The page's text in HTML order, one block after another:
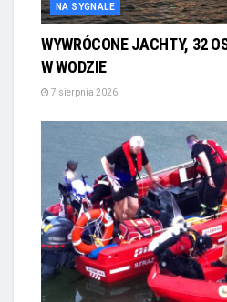
NA SYGNALE
WYWRÓCONE JACHTY, 32
W WODZIE
7 sierpnia 2026